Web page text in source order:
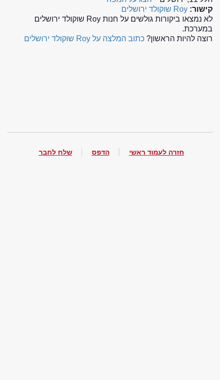
קישור: Roy שוקולד ירושלים
לא נמצאו ביקורות גולשים על חנות Roy שוקולד ירושלים
במערכת.
רוצה להיות הראשון? כתוב המלצה על Roy שוקולד ירושלים
חזרה לעמוד ראשי הדפס שלח לחבר